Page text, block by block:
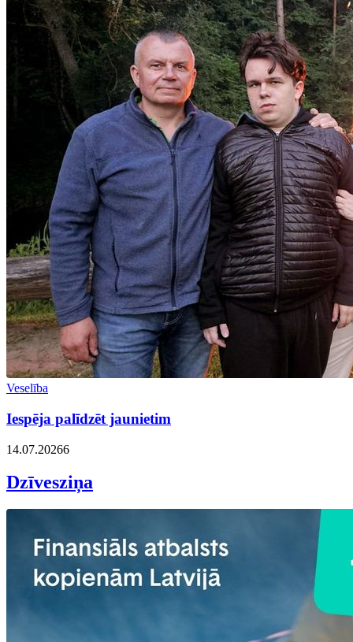
Veselība
Iespēja palīdzēt jaunietim
14.07.20266
Dzīvesziņa